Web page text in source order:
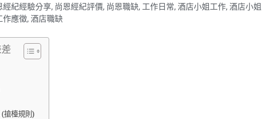
經紀經驗分享, 尚恩經紀評價, 尚恩職缺, 工作日常, 酒店小姐工作, 酒店小姐
作應徵, 酒店職缺
搶檯規則)